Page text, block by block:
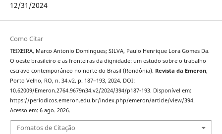
12/31/2024
Como Citar
TEIXEIRA, Marco Antonio Domingues; SILVA, Paulo Henrique Lora Gomes Da.
O oeste brasileiro e as fronteiras da dignidade: um estudo sobre o trabalho
escravo contemporâneo no norte do Brasil (Rondônia). Revista da Emeron,
Porto Velho, RO, n. 34.v2, p. 187–193, 2024. DOI:
10.62009/Emeron.2764.9679n34.v2/2024/394/p187-193. Disponível em:
https://periodicos.emeron.edu.br/index.php/emeron/article/view/394.
Acesso em: 6 ago. 2026.
Fomatos de Citação